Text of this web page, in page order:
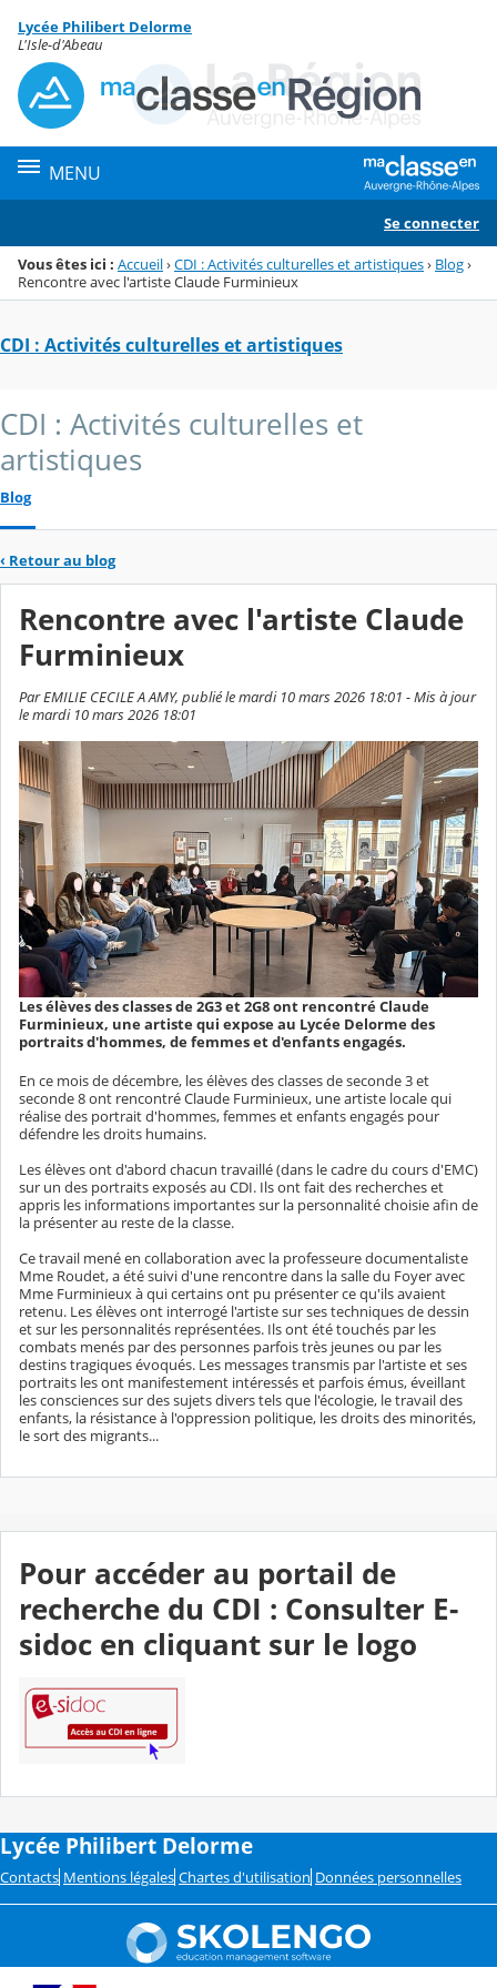
Menu de la rubrique
Contenu
Lycée Philibert Delorme
L'Isle-d'Abeau
MENU
Se connecter
Vous êtes ici : Accueil›CDI : Activités culturelles et artistiques› Blog›
Rencontre avec l'artiste Claude Furminieux
CDI : Activités culturelles et artistiques
CDI : Activités culturelles et
artistiques
Blog
‹ Retour au blog
Rencontre avec l'artiste Claude
Furminieux
Par EMILIE CECILE A AMY, publié le mardi 10 mars 2026 18:01 - Mis à jour
le mardi 10 mars 2026 18:01
Les élèves des classes de 2G3 et 2G8 ont rencontré Claude
Furminieux, une artiste qui expose au Lycée Delorme des
portraits d'hommes, de femmes et d'enfants engagés.
En ce mois de décembre, les élèves des classes de seconde 3 et
seconde 8 ont rencontré Claude Furminieux, une artiste locale qui
réalise des portrait d'hommes, femmes et enfants engagés pour
défendre les droits humains.
Les élèves ont d'abord chacun travaillé (dans le cadre du cours d'EMC)
sur un des portraits exposés au CDI. Ils ont fait des recherches et
appris les informations importantes sur la personnalité choisie afin de
la présenter au reste de la classe.
Ce travail mené en collaboration avec la professeure documentaliste
Mme Roudet, a été suivi d'une rencontre dans la salle du Foyer avec
Mme Furminieux à qui certains ont pu présenter ce qu'ils avaient
retenu. Les élèves ont interrogé l'artiste sur ses techniques de dessin
et sur les personnalités représentées. Ils ont été touchés par les
combats menés par des personnes parfois très jeunes ou par les
destins tragiques évoqués. Les messages transmis par l'artiste et ses
portraits les ont manifestement intéressés et parfois émus, éveillant
les consciences sur des sujets divers tels que l'écologie, le travail des
enfants, la résistance à l'oppression politique, les droits des minorités,
le sort des migrants...
Pour accéder au portail de
recherche du CDI : Consulter E-
sidoc en cliquant sur le logo
Lycée Philibert Delorme
Contacts Mentions légales Chartes d'utilisation Données personnelles